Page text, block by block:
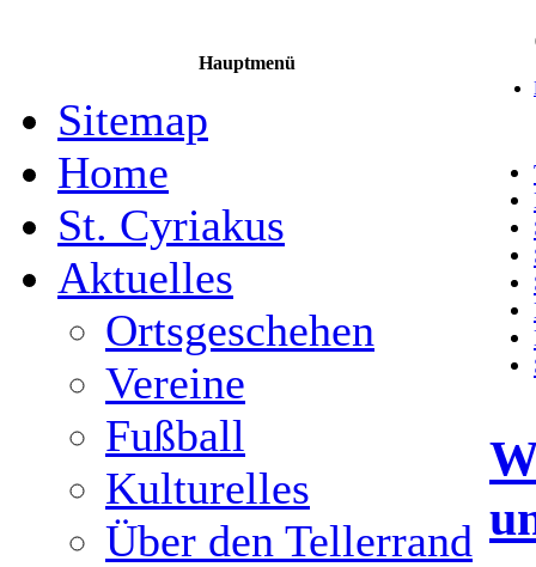
Hauptmenü
Sitemap
Home
St. Cyriakus
Aktuelles
Ortsgeschehen
Vereine
Fußball
Kulturelles
Über den Tellerrand